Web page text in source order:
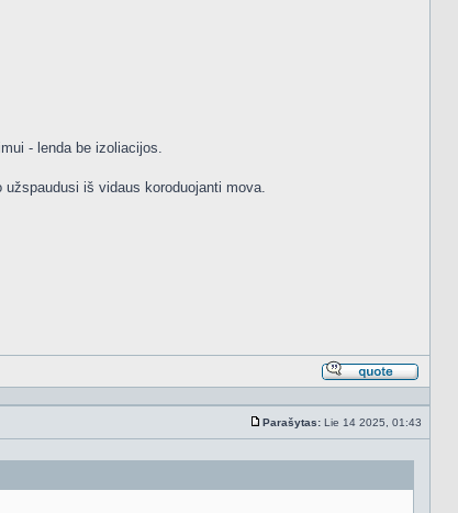
- lenda be izoliacijos.
iš vidaus koroduojanti mova.
Atsakyti
Standartinė
Parašytas: Lie 14 2025, 01:43